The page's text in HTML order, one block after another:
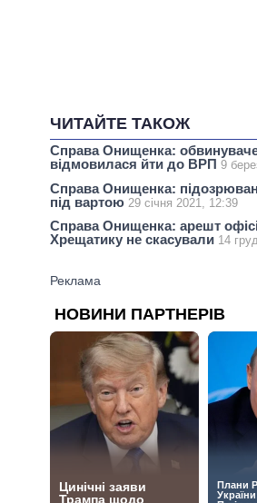
ЧИТАЙТЕ ТАКОЖ
Справа Онищенка:
відмовилася йти до ВРП 9
Справа Онищенка:
під вартою 29 січня 2021, 12:39
Справа Онищенка: арешт
Хрещатику не скасували 14